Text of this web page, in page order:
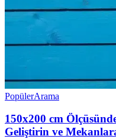
PopülerArama
150x200 cm
Geliştirin ve